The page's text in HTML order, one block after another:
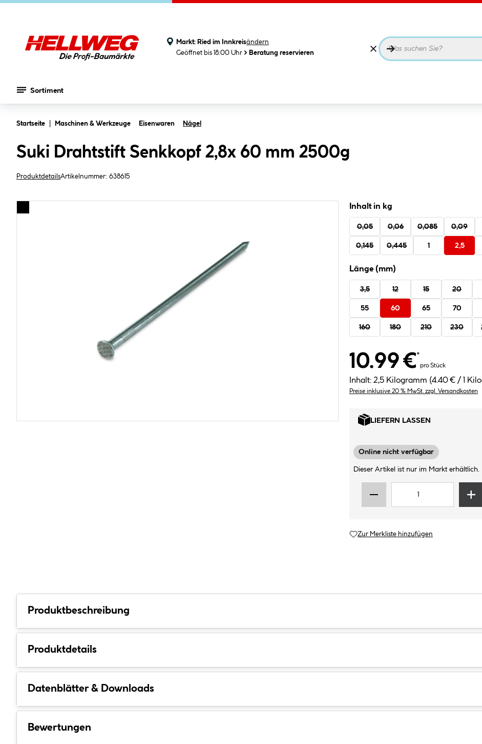
Markt: Ried im Innkreisändern
Geöffnet bis 18:00 Uhr
Beratung reservieren
Sortiment
Startseite Maschinen & Werkzeuge Eisenwaren Nägel
Suki Drahtstift Senkkopf 2,8x 60 mm 2500g
ProduktdetailsArtikelnummer: 638615
Inhalt in kg
0,05 0,06 0,085 0,09
0,145 0,445 1 2,5
Länge (mm)
3,5 12 15 20
55 60 65 70
160 180 210 230
10.99 €*
pro Stück
Inhalt: 2,5 Kilogramm (4.40 € / 1
Preise inklusive 20 % MwSt. zzgl. Versandkosten
LIEFERN LASSEN
Online nicht verfügbar
Dieser Artikel ist nur im Markt erhältlich.
Zur Merkliste hinzufügen
Produktbeschreibung
Produktdetails
Datenblätter & Downloads
Bewertungen